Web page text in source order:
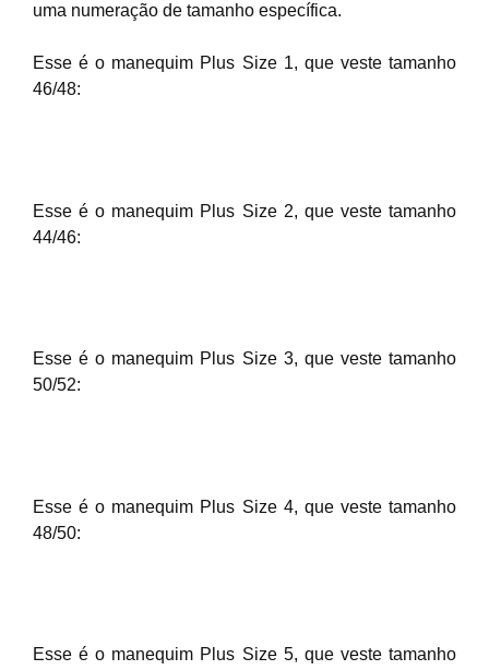
uma numeração de tamanho específica.
Esse é o manequim Plus Size 1, que veste tamanho
46/48:
Esse é o manequim Plus Size 2, que veste tamanho
44/46:
Esse é o manequim Plus Size 3, que veste tamanho
50/52:
Esse é o manequim Plus Size 4, que veste tamanho
48/50:
Esse é o manequim Plus Size 5, que veste tamanho